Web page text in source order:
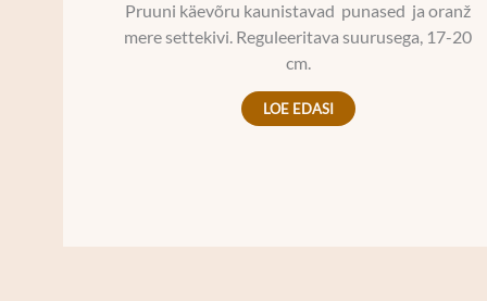
Pruuni käevõru kaunistavad punased ja oranž
mere settekivi. Reguleeritava suurusega, 17-20
cm.
LOE EDASI